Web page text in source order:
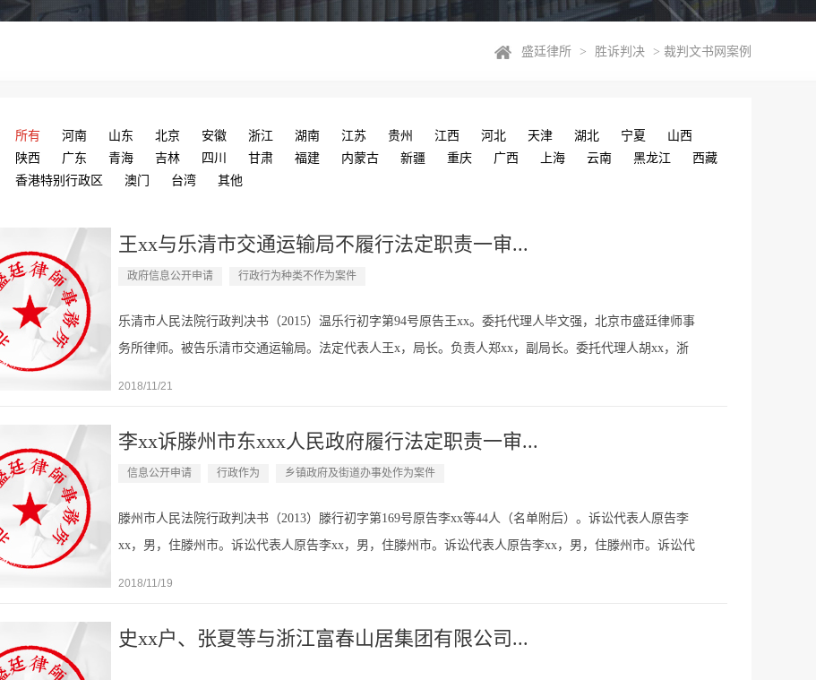
盛廷律所 > 胜诉判决 > 裁判文书网案例
所有 河南 山东 北京 安徽 浙江 湖南 江苏 贵州 江西 河北 天津 湖北 宁夏
山西
陕西 广东 青海 吉林 四川 甘肃 福建 内蒙古 新疆 重庆 广西 上海 云南 黑龙江
西藏
香港特别行政区 澳门 台湾 其他
王xx与乐清市交通运输局不履行法定职责一审...
政府信息公开申请 行政行为种类不作为案件
乐清市人民法院行政判决书（2015）温乐行初字第94号原告王xx。委托代理人毕文强，北京市盛廷律师事
务所律师。被告乐清市交通运输局。法定代表人王x，局长。负责人郑xx，副局长。委托代理人胡xx，浙
2018/11/21
李xx诉滕州市东xxx人民政府履行法定职责一审...
信息公开申请 行政作为 乡镇政府及街道办事处作为案件
滕州市人民法院行政判决书（2013）滕行初字第169号原告李xx等44人（名单附后）。诉讼代表人原告李
xx，男，住滕州市。诉讼代表人原告李xx，男，住滕州市。诉讼代表人原告李xx，男，住滕州市。诉讼代
2018/11/19
史xx户、张夏等与浙江富春山居集团有限公司...